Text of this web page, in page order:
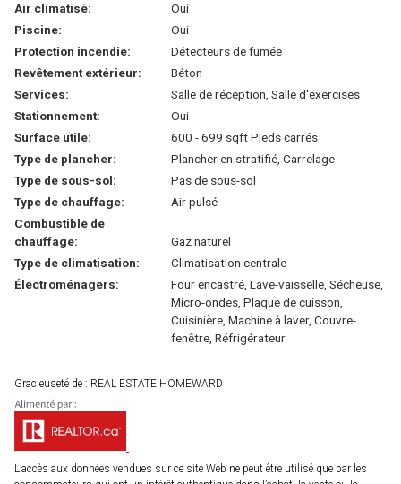
Air climatisé:
Oui
Piscine:
Oui
Protection incendie:
Détecteurs de fumée
Revêtement extérieur:
Béton
Services:
Salle de réception, Salle d'exercises
Stationnement:
Oui
Surface utile:
600 - 699 sqft Pieds carrés
Type de plancher:
Plancher en stratifié, Carrelage
Type de sous-sol:
Pas de sous-sol
Type de chauffage:
Air pulsé
Combustible de
chauffage:
Gaz naturel
Type de climatisation:
Climatisation centrale
Électroménagers:
Four encastré, Lave-vaisselle, Sécheuse,
Micro-ondes, Plaque de cuisson,
Cuisinière, Machine à laver, Couvre-
fenêtre, Réfrigérateur
Gracieuseté de : REAL ESTATE HOMEWARD
L’accès aux données vendues sur ce site Web ne peut être utilisé que par les